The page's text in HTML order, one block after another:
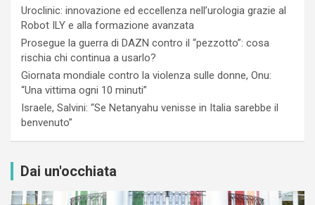
Uroclinic: innovazione ed eccellenza nell’urologia grazie al
Robot ILY e alla formazione avanzata
Prosegue la guerra di DAZN contro il “pezzotto”: cosa
rischia chi continua a usarlo?
Giornata mondiale contro la violenza sulle donne, Onu:
“Una vittima ogni 10 minuti”
Israele, Salvini: “Se Netanyahu venisse in Italia sarebbe il
benvenuto”
Dai un'occhiata